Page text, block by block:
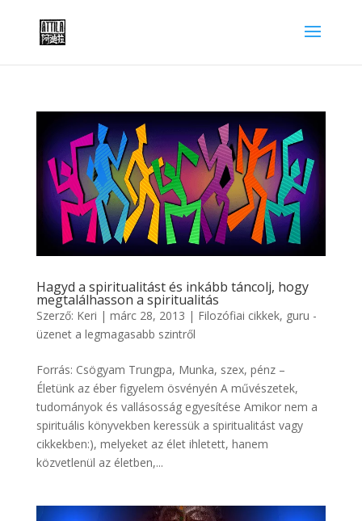
Hagyd a spiritualitást és inkább táncolj, hogy
megtalálhasson a spiritualitás
Szerző: Keri | márc 28, 2013 | Filozófiai cikkek, guru -
üzenet a legmagasabb szintről
Forrás: Csögyam Trungpa, Munka, szex, pénz –
Életünk az éber figyelem ösvényén A művészetek,
tudományok és vallásosság egyesítése Amikor nem a
spirituális könyvekben keressük a spiritualitást vagy
cikkekben:), melyeket az élet ihletett, hanem
közvetlenül az életben,...